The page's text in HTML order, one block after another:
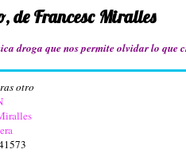
Francesc Miralles
droga que nos permite olvidar lo que
otro